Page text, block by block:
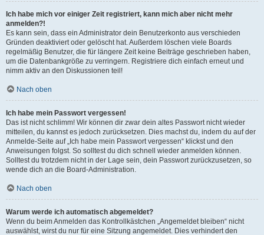
Ich habe mich vor einiger Zeit registriert, kann mich aber nicht mehr
anmelden?!
Es kann sein, dass ein Administrator dein Benutzerkonto aus verschieden
Gründen deaktiviert oder gelöscht hat. Außerdem löschen viele Boards
regelmäßig Benutzer, die für längere Zeit keine Beiträge geschrieben haben,
um die Datenbankgröße zu verringern. Registriere dich einfach erneut und
nimm aktiv an den Diskussionen teil!
Nach oben
Ich habe mein Passwort vergessen!
Das ist nicht schlimm! Wir können dir zwar dein altes Passwort nicht wieder
mitteilen, du kannst es jedoch zurücksetzen. Dies machst du, indem du auf der
Anmelde-Seite auf „Ich habe mein Passwort vergessen“ klickst und den
Anweisungen folgst. So solltest du dich schnell wieder anmelden können.
Solltest du trotzdem nicht in der Lage sein, dein Passwort zurückzusetzen, so
wende dich an die Board-Administration.
Nach oben
Warum werde ich automatisch abgemeldet?
Wenn du beim Anmelden das Kontrollkästchen „Angemeldet bleiben“ nicht
auswählst, wirst du nur für eine Sitzung angemeldet. Dies verhindert den